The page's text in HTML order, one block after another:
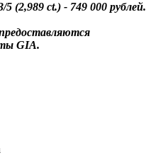
(2,989 ct.) - 749 000 рублей.
GIA.